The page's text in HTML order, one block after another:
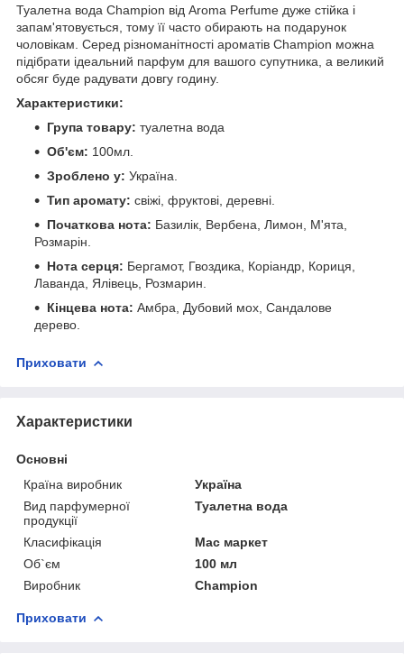
Туалетна вода Champion від Aroma Perfume дуже стійка і
запам'ятовується, тому її часто обирають на подарунок
чоловікам. Серед різноманітності ароматів Champion можна
підібрати ідеальний парфум для вашого супутника, а великий
обсяг буде радувати довгу годину.
Характеристики:
Група товару: туалетна вода
Об'єм: 100мл.
Зроблено у: Україна.
Тип аромату: свіжі, фруктові, деревні.
Початкова нота: Базилік, Вербена, Лимон, М'ята,
Розмарін.
Нота серця: Бергамот, Гвоздика, Коріандр, Кориця,
Лаванда, Ялівець, Розмарин.
Кінцева нота: Амбра, Дубовий мох, Сандалове
дерево.
Приховати
Характеристики
Основні
Країна виробник
Україна
Вид парфумерної
продукції
Туалетна вода
Класифікація
Мас маркет
Об`єм
100 мл
Виробник
Champion
Приховати